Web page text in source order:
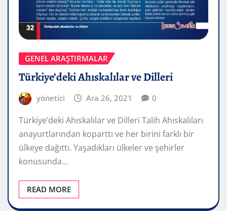
GENEL ARAŞTIRMALAR
Türkiye’deki Ahıskalılar ve Dilleri
yönetici Ara 26, 2021 0
Türkiye’deki Ahıskalılar ve Dilleri Talih Ahıskalıları
anayurtlarından koparttı ve her birini farklı bir
ülkeye dağıttı. Yaşadıkları ülkeler ve şehirler
konusunda…
READ MORE